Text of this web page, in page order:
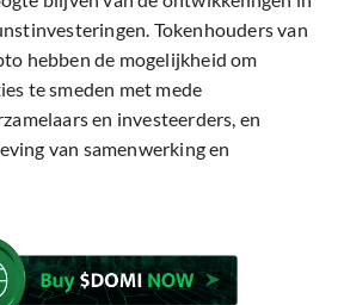
Tokenhouders van
hebben de mogelijkheid om
te smeden met mede
en investeerders, en
van samenwerking en